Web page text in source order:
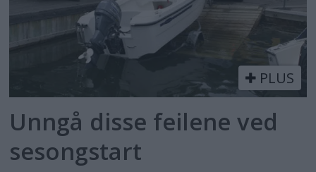
PLUS
Unngå disse feilene ved
sesongstart